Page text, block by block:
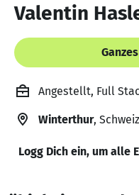
Valentin
Angestellt, Full
Winterthur, Schweiz
Logg Dich ein, um alle